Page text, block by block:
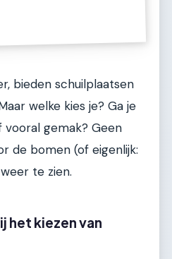
bieden schuilplaatsen
welke kies je? Ga je
gemak? Geen
de bomen (of eigenlijk:
te zien.
het kiezen van